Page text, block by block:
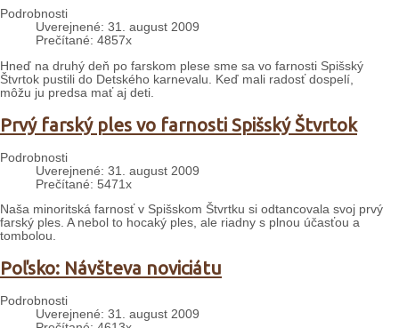
Podrobnosti
Uverejnené: 31. august 2009
Prečítané: 4857x
Hneď na druhý deň po farskom plese sme sa vo farnosti Spišský
Štvrtok pustili do Detského karnevalu. Keď mali radosť dospelí,
môžu ju predsa mať aj deti.
Prvý farský ples vo farnosti Spišský Štvrtok
Podrobnosti
Uverejnené: 31. august 2009
Prečítané: 5471x
Naša minoritská farnosť v Spišskom Štvrtku si odtancovala svoj prvý
farský ples. A nebol to hocaký ples, ale riadny s plnou účasťou a
tombolou.
Poľsko: Návšteva noviciátu
Podrobnosti
Uverejnené: 31. august 2009